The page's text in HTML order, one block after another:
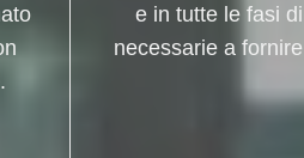
e in tutte le fasi
necessarie a